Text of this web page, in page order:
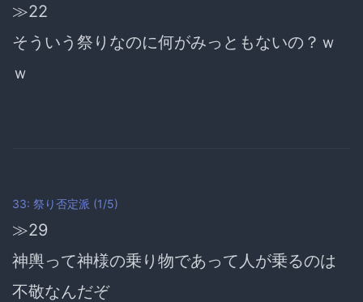
≫22
そういう祭りなのに何がみっともないの？ｗ
ｗ
33: 祭り否定派 (1/5)
≫29
神輿って神様の乗り物であって人が乗るのは
不敬なんだぞ